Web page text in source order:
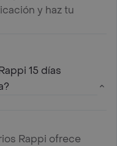
y haz tu
15 días
Rappi ofrece